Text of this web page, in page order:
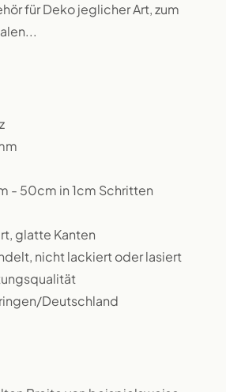
für Deko jeglicher Art, zum
- 50cm in 1cm Schritten
glatte Kanten
nicht lackiert oder lasiert
Deutschland